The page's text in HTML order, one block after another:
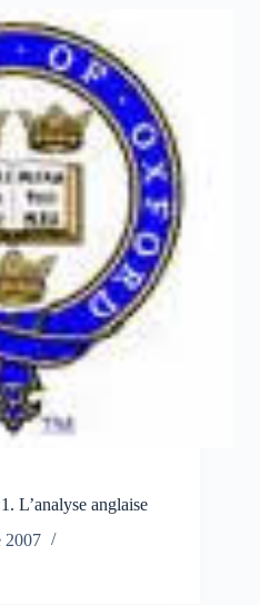
L’analyse anglaise
2007